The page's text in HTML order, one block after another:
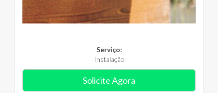
Serviço:
Instalação
Solicite Agora